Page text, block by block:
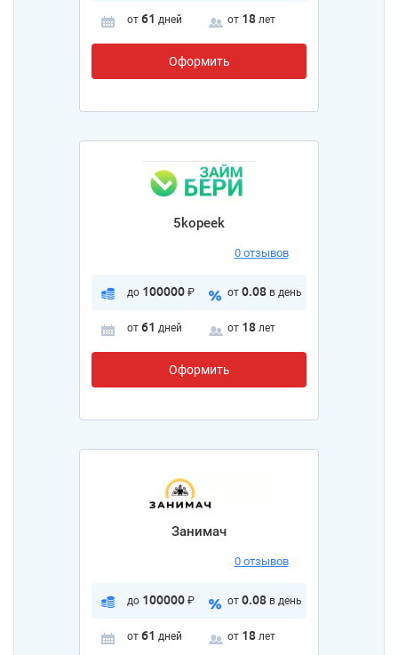
от 61 дней от 18 лет
Оформить
5kopeek
0 отзывов
до 100000 ₽ от 0.08 в день
от 61 дней от 18 лет
Оформить
Занимач
0 отзывов
до 100000 ₽ от 0.08 в день
от 61 дней от 18 лет